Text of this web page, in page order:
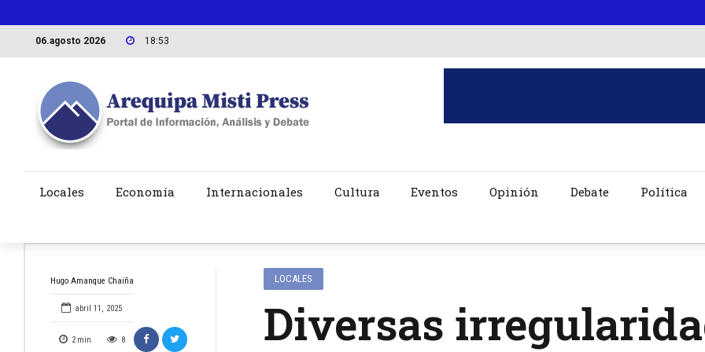
06.agosto 2026 18:53
Locales Economía Internacionales Cultura Eventos Opinión Debate Política
Hugo Amanque Chaiña
abril 11, 2025
2 min 8
LOCALES
Diversas